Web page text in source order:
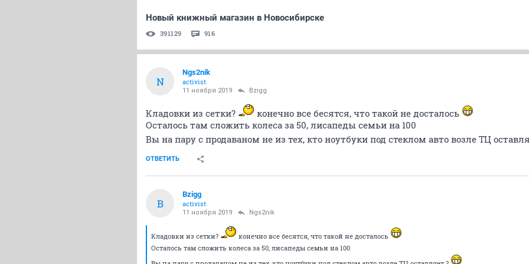
Новый книжный магазин в Новосибирске
391129 916
N
Ngs2nik
activist
11 ноября 2019 Bzigg
Кладовки из сетки?
конечно все бесятся, что такой не досталось
Осталось там сложить колеса за 50, лисапеды семьи на 100
Вы на пару с продаваном не из тех, кто ноутбуки под стеклом авто возле ТЦ
ОТВЕТИТЬ
B
Bzigg
activist
11 ноября 2019 Ngs2nik
Кладовки из сетки?
конечно все бесятся, что такой не досталось
Осталось там сложить колеса за 50, лисапеды семьи на 100